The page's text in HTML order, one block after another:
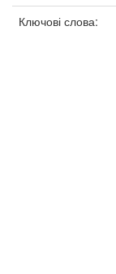
Ключові слова: